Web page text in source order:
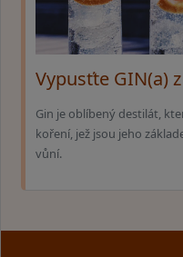
Vypusťte GIN(a)
Gin je oblíbený destilát,
koření, jež jsou jeho
vůní.